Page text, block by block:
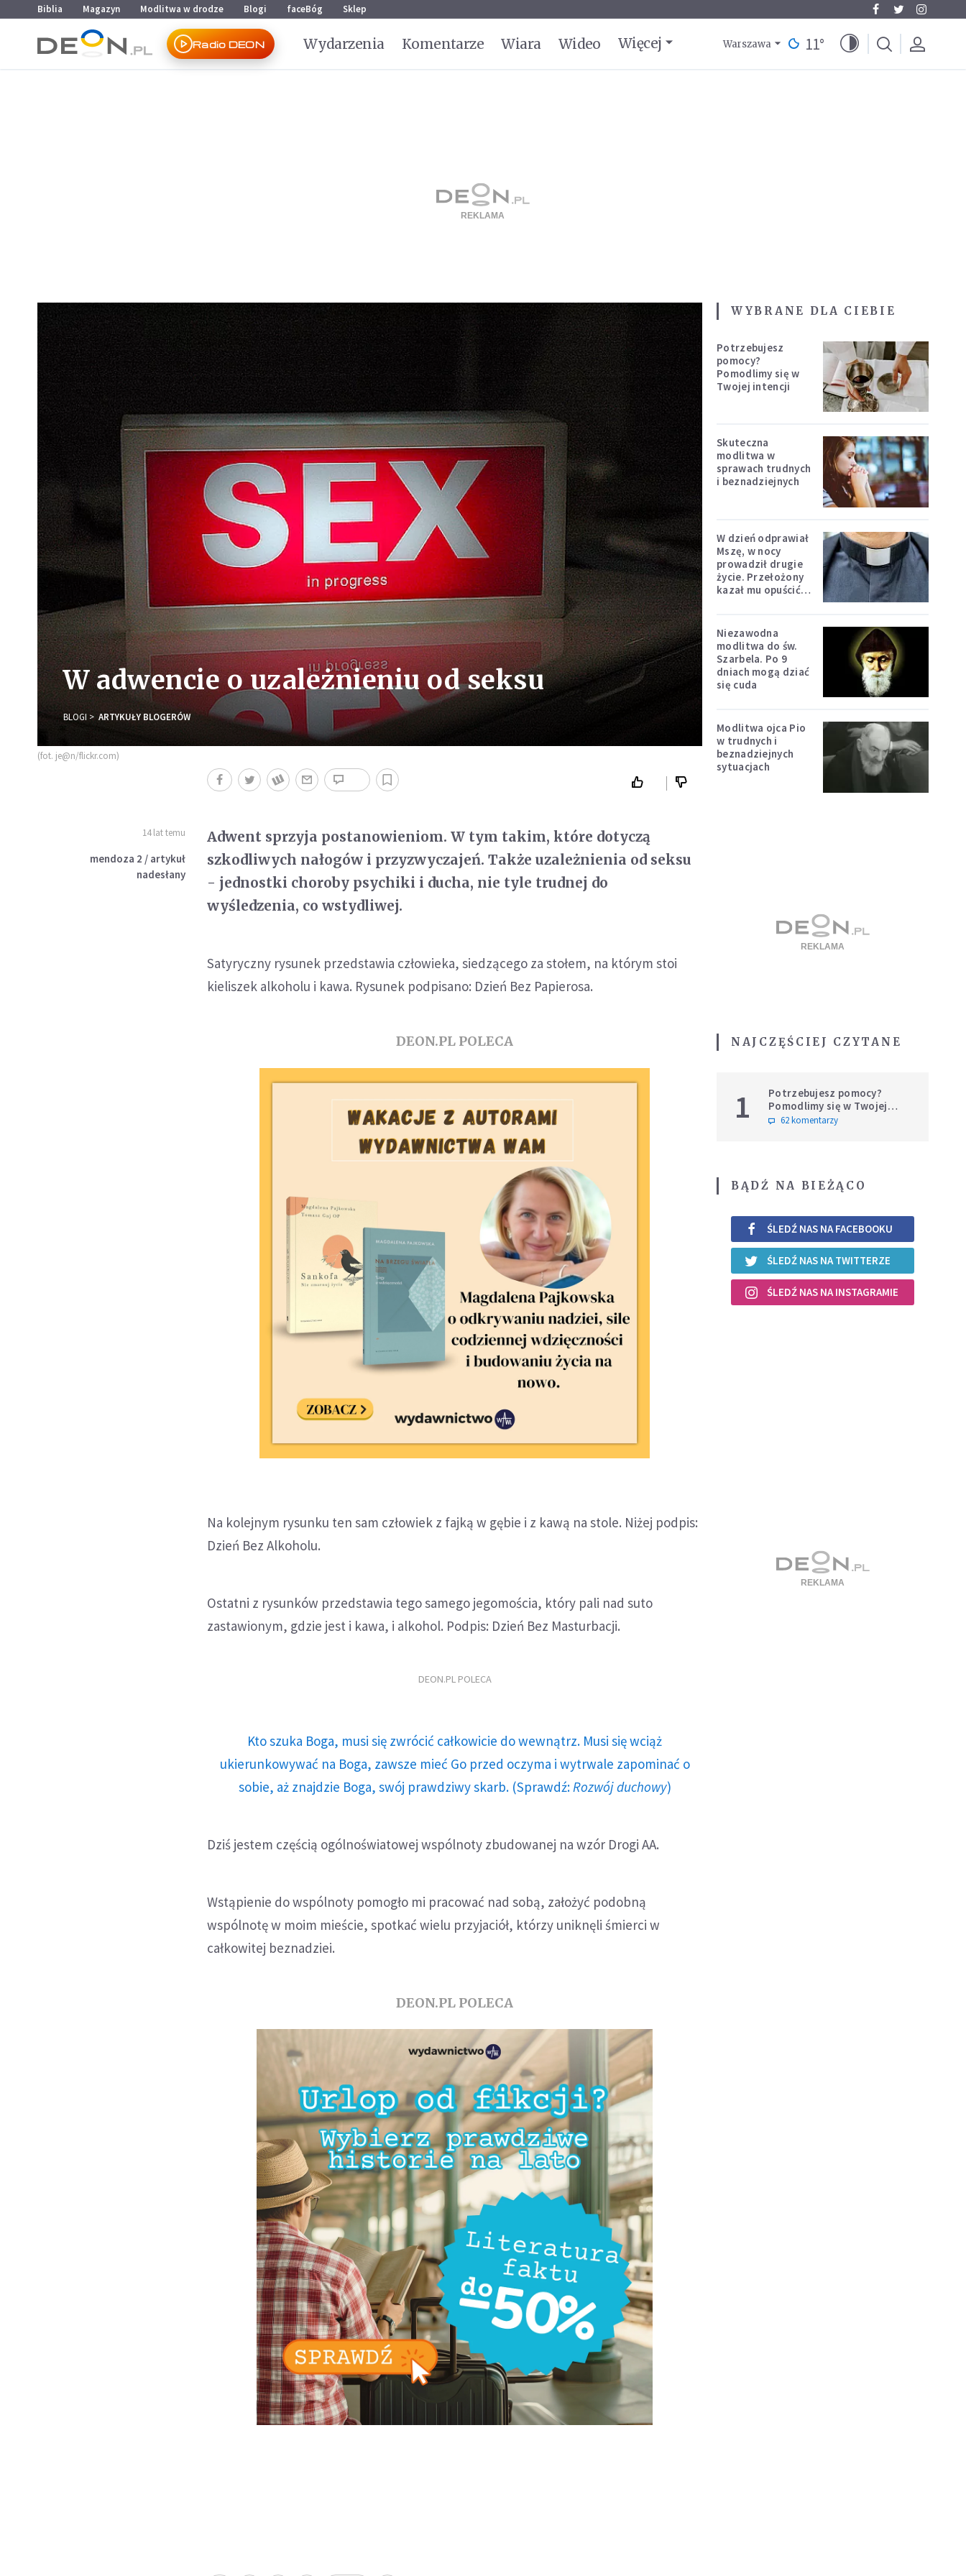
Przejdź do menu głównego
Przejdź do treści
Biblia Magazyn Modlitwa w drodze Blogi faceBóg Sklep
Radio DEON Wydarzenia Komentarze Wiara Wideo Więcej Warszawa 11°
W adwencie o uzależnieniu od seksu
BLOGI ARTYKUŁY BLOGERÓW
(fot. je@n/flickr.com)
14 lat temu
mendoza 2 / artykuł
nadesłany
Adwent sprzyja postanowieniom. W tym takim, które dotyczą
szkodliwych nałogów i przyzwyczajeń. Także uzależnienia od seksu
- jednostki choroby psychiki i ducha, nie tyle trudnej do
wyśledzenia, co wstydliwej.
Satyryczny rysunek przedstawia człowieka, siedzącego za stołem, na którym stoi
kieliszek alkoholu i kawa. Rysunek podpisano: Dzień Bez Papierosa.
DEON.PL POLECA
Na kolejnym rysunku ten sam człowiek z fajką w gębie i z kawą na stole. Niżej podpis:
Dzień Bez Alkoholu.
Ostatni z rysunków przedstawia tego samego jegomościa, który pali nad suto
zastawionym, gdzie jest i kawa, i alkohol. Podpis: Dzień Bez Masturbacji.
DEON.PL POLECA
Kto szuka Boga, musi się zwrócić całkowicie do wewnątrz. Musi się wciąż
ukierunkowywać na Boga, zawsze mieć Go przed oczyma i wytrwale zapominać o
sobie, aż znajdzie Boga, swój prawdziwy skarb. (Sprawdź: Rozwój duchowy)
Dziś jestem częścią ogólnoświatowej wspólnoty zbudowanej na wzór Drogi AA.
Wstąpienie do wspólnoty pomogło mi pracować nad sobą, założyć podobną
wspólnotę w moim mieście, spotkać wielu przyjaciół, którzy uniknęli śmierci w
całkowitej beznadziei.
DEON.PL POLECA
WYBRANE DLA CIEBIE
Potrzebujesz
pomocy?
Pomodlimy się w
Twojej intencji
Skuteczna
modlitwa w
sprawach trudnych
i beznadziejnych
W dzień odprawiał
Mszę, w nocy
prowadził drugie
życie. Przełożony
kazał mu opuścić
Niezawodna
modlitwa do św.
Szarbela. Po 9
dniach mogą dziać
się cuda
Modlitwa ojca Pio
w trudnych i
beznadziejnych
sytuacjach
NAJCZĘŚCIEJ CZYTANE
1
Potrzebujesz pomocy?
Pomodlimy się w Twojej
intencji
62 komentarzy
BĄDŹ NA BIEŻĄCO
ŚLEDŹ NAS NA FACEBOOKU
ŚLEDŹ NAS NA TWITTERZE
ŚLEDŹ NAS NA INSTAGRAMIE